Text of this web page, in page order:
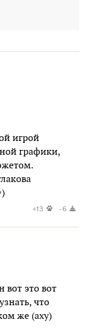
игрой
графики,
+13 -6
вот это вот
что
же (аху)